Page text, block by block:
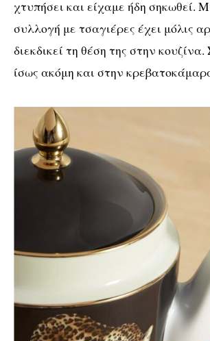
χτυπήσει και είχαμε ήδη σηκωθεί.
συλλογή με τσαγιέρες έχει μόλις
διεκδικεί τη θέση της στην
ίσως ακόμη και στην